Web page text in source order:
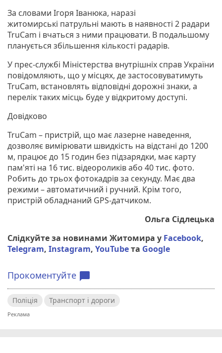
За словами Ігоря Іванюка, наразі
житомирські патрульні мають в наявності 2 радари
TruCam і вчаться з ними працювати. В подальшому
планується збільшення кількості радарів.
У прес-службі Міністерства внутрішніх справ України
повідомляють, що у місцях, де застосовуватимуть
TruCam, встановлять відповідні дорожні знаки, а
перелік таких місць буде у відкритому доступі.
Довідково
TruСam – пристрій, що має лазерне наведення,
дозволяє вимірювати швидкість на відстані до 1200
м, працює до 15 годин без підзарядки, має карту
пам'яті на 16 тис. відеороликів або 40 тис. фото.
Робить до трьох фотокадрів за секунду. Має два
режими – автоматичний і ручний. Крім того,
пристрій обладнаний GPS-датчиком.
Ольга Сідлецька
Слідкуйте за новинами Житомира у Facebook,
Telegram, Instagram, YouTubeта Google
Прокоментуйте chat_bubble
Поліція Транспорт і дороги